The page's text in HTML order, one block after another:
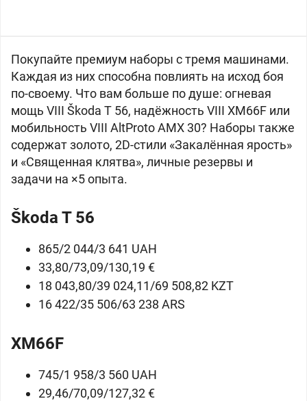
Покупайте премиум наборы с тремя машинами.
Каждая из них способна повлиять на исход боя
по-своему. Что вам больше по душе: огневая
мощь VIII Škoda T 56, надёжность VIII XM66F или
мобильность VIII AltProto AMX 30? Наборы также
содержат золото, 2D-стили «Закалённая ярость»
и «Священная клятва», личные резервы и
задачи на ×5 опыта.
Škoda T 56
865/2 044/3 641 UAH
33,80/73,09/130,19 €
18 043,80/39 024,11/69 508,82 KZT
16 422/35 506/63 238 ARS
XM66F
745/1 958/3 560 UAH
29,46/70,09/127,32 €